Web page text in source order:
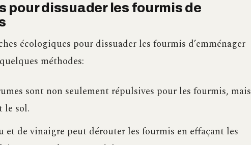
pour dissuader les fourmis de
écologiques pour dissuader les fourmis d’emménager
méthodes:
sont non seulement répulsives pour les fourmis, mais
le sol.
et de vinaigre peut dérouter les fourmis en effaçant les